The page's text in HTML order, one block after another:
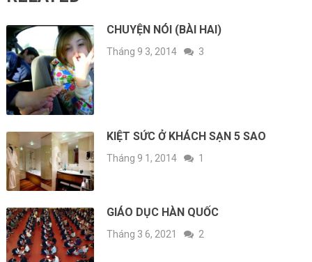
CHUYỆN NÓI (BÀI HAI)
Tháng 9 3, 2014 3
KIỆT SỨC Ở KHÁCH SẠN 5 SAO
Tháng 9 1, 2014 1
GIÁO DỤC HÀN QUỐC
Tháng 3 6, 2021 2